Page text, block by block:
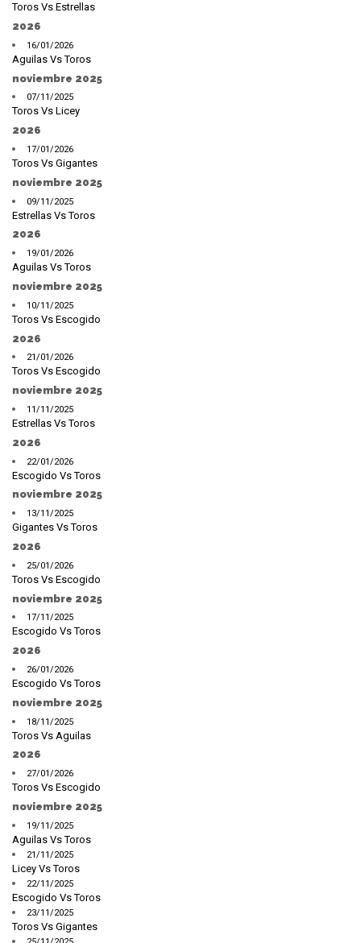
Toros Vs Estrellas
2026
16/01/2026
Aguilas Vs Toros
noviembre 2025
07/11/2025
Toros Vs Licey
2026
17/01/2026
Toros Vs Gigantes
noviembre 2025
09/11/2025
Estrellas Vs Toros
2026
19/01/2026
Aguilas Vs Toros
noviembre 2025
10/11/2025
Toros Vs Escogido
2026
21/01/2026
Toros Vs Escogido
noviembre 2025
11/11/2025
Estrellas Vs Toros
2026
22/01/2026
Escogido Vs Toros
noviembre 2025
13/11/2025
Gigantes Vs Toros
2026
25/01/2026
Toros Vs Escogido
noviembre 2025
17/11/2025
Escogido Vs Toros
2026
26/01/2026
Escogido Vs Toros
noviembre 2025
18/11/2025
Toros Vs Aguilas
2026
27/01/2026
Toros Vs Escogido
noviembre 2025
19/11/2025
Aguilas Vs Toros
21/11/2025
Licey Vs Toros
22/11/2025
Escogido Vs Toros
23/11/2025
Toros Vs Gigantes